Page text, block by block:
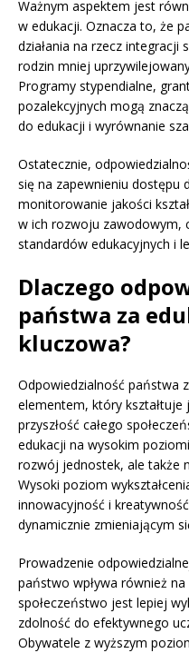
Ważnym aspektem jest
w edukacji. Oznacza to, że
działania na rzecz integracji
rodzin mniej
Programy stypendialne,
pozalekcyjnych mogą
do edukacji i wyrównanie
Ostatecznie,
się na zapewnieniu dostępu
monitorowanie jakości
w ich rozwoju zawodowym,
standardów edukacyjnych i
Dlaczego
państwa za
kluczowa?
Odpowiedzialność państwa
elementem, który kształtuje
przyszłość całego
edukacji na wysokim
rozwój jednostek, ale także
Wysoki poziom
innowacyjność i
dynamicznie zmieniającym
Prowadzenie
państwo wpływa również
społeczeństwo jest lepiej
zdolność do efektywnego
Obywatele z wyższym